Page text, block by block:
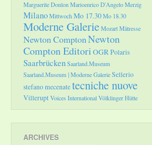
Marguerite DonlonMarioenrico D'AngeloMerzig
MilanoMittwochMo 17.30Mo 18.30
Moderne GalerieMozartMätresse
Newton ComptonNewton
Compton Editori OGRPolaris
SaarbrückenSaarland.Museum
Saarland.Museum | Moderne GalerieSellerio
stefano mecenatetecniche nuove
VilleruptVoices InternationalVölklinger Hütte
ARCHIVES